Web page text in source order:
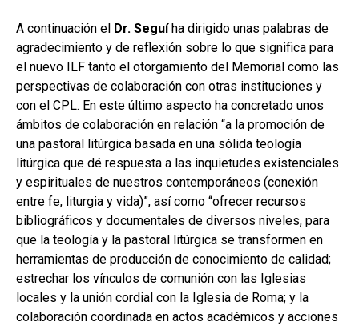
A continuación el Dr. Seguí ha dirigido unas palabras de
agradecimiento y de reflexión sobre lo que significa para
el nuevo ILF tanto el otorgamiento del Memorial como las
perspectivas de colaboración con otras instituciones y
con el CPL. En este último aspecto ha concretado unos
ámbitos de colaboración en relación “a la promoción de
una pastoral litúrgica basada en una sólida teología
litúrgica que dé respuesta a las inquietudes existenciales
y espirituales de nuestros contemporáneos (conexión
entre fe, liturgia y vida)”, así como “ofrecer recursos
bibliográficos y documentales de diversos niveles, para
que la teología y la pastoral litúrgica se transformen en
herramientas de producción de conocimiento de calidad;
estrechar los vínculos de comunión con las Iglesias
locales y la unión cordial con la Iglesia de Roma; y la
colaboración coordinada en actos académicos y acciones